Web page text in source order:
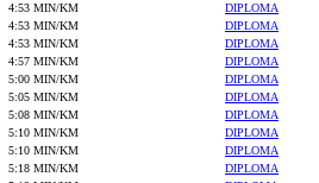
4:53 MIN/KM
DIPLOMA
4:53 MIN/KM
DIPLOMA
4:53 MIN/KM
DIPLOMA
4:57 MIN/KM
DIPLOMA
5:00 MIN/KM
DIPLOMA
5:05 MIN/KM
DIPLOMA
5:08 MIN/KM
DIPLOMA
5:10 MIN/KM
DIPLOMA
5:10 MIN/KM
DIPLOMA
5:18 MIN/KM
DIPLOMA